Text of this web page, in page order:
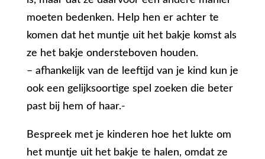
moeten bedenken. Help hen er achter te
komen dat het muntje uit het bakje komst als
ze het bakje ondersteboven houden.
– afhankelijk van de leeftijd van je kind kun je
ook een gelijksoortige spel zoeken die beter
past bij hem of haar.-
Bespreek met je kinderen hoe het lukte om
het muntje uit het bakje te halen, omdat ze